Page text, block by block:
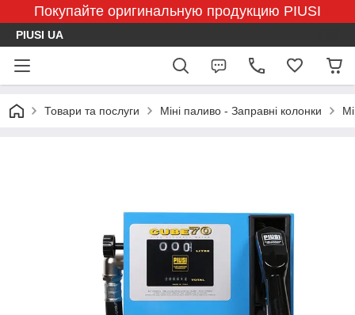
Покупайте оригинальную продукцию PIUSI
PIUSI UA
Товари та послуги Міні паливо - Заправні колонки